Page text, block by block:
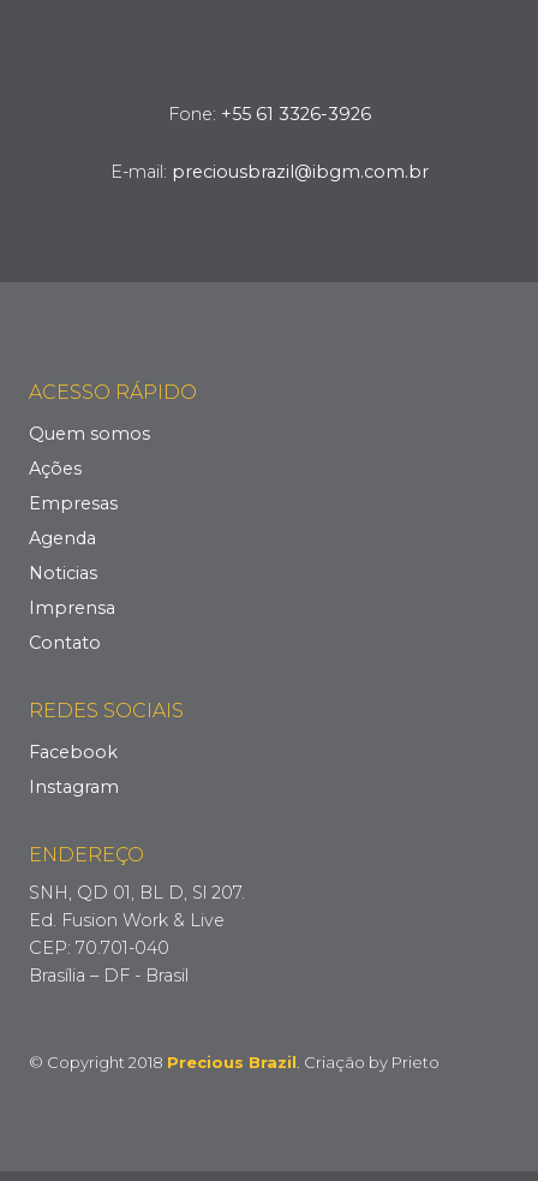
Fone: +55 61 3326-3926
E-mail: preciousbrazil@ibgm.com.br
ACESSO RÁPIDO
Quem somos
Ações
Empresas
Agenda
Noticias
Imprensa
Contato
REDES SOCIAIS
Facebook
Instagram
ENDEREÇO
SNH, QD 01, BL D, Sl 207.
Ed. Fusion Work & Live
CEP: 70.701-040
Brasília – DF - Brasil
© Copyright 2018 Precious Brazil. Criação by Prieto